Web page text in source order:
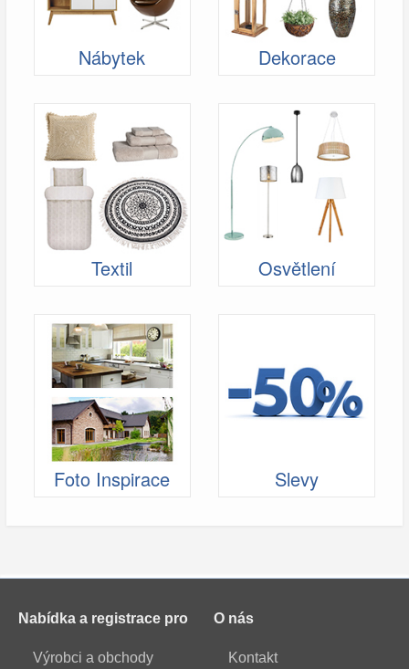
Nábytek Dekorace
Textil Osvětlení
Foto Inspirace Slevy
Nabídka a registrace pro
Výrobci a obchody
O nás
Kontakt